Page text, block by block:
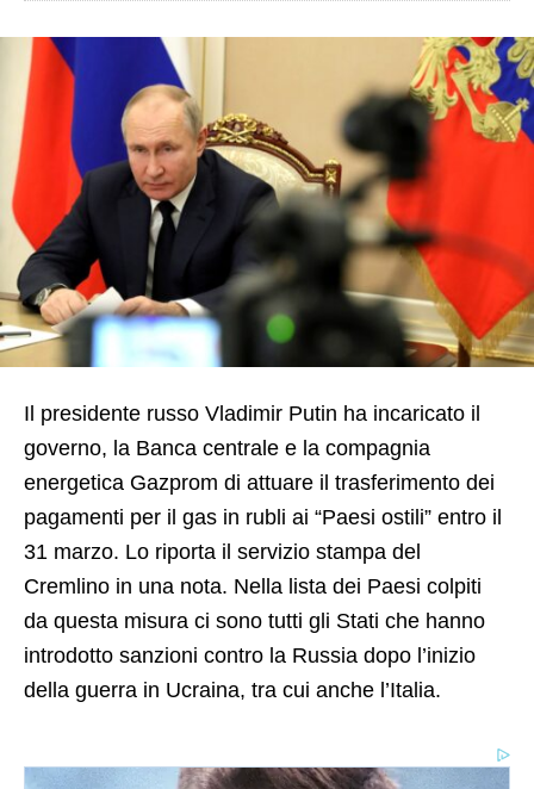
Il presidente russo Vladimir Putin ha incaricato il
governo, la Banca centrale e la compagnia
energetica Gazprom di attuare il trasferimento dei
pagamenti per il gas in rubli ai “Paesi ostili” entro il
31 marzo. Lo riporta il servizio stampa del
Cremlino in una nota. Nella lista dei Paesi colpiti
da questa misura ci sono tutti gli Stati che hanno
introdotto sanzioni contro la Russia dopo l’inizio
della guerra in Ucraina, tra cui anche l’Italia.